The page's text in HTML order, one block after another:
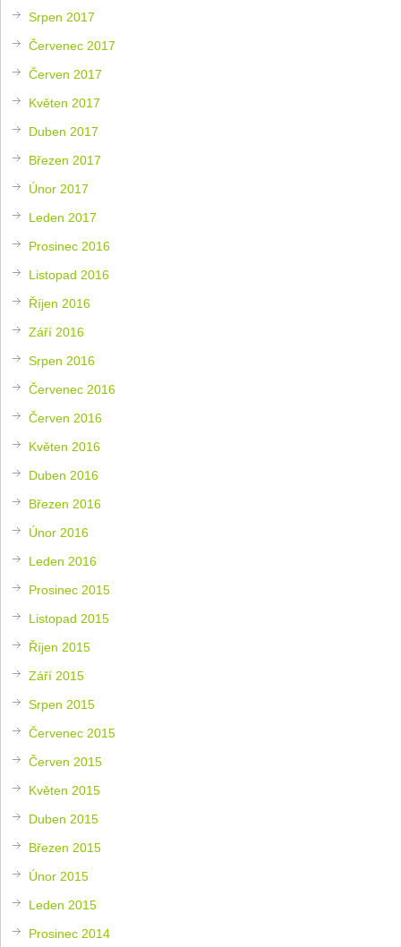
Srpen 2017
Červenec 2017
Červen 2017
Květen 2017
Duben 2017
Březen 2017
Únor 2017
Leden 2017
Prosinec 2016
Listopad 2016
Říjen 2016
Září 2016
Srpen 2016
Červenec 2016
Červen 2016
Květen 2016
Duben 2016
Březen 2016
Únor 2016
Leden 2016
Prosinec 2015
Listopad 2015
Říjen 2015
Září 2015
Srpen 2015
Červenec 2015
Červen 2015
Květen 2015
Duben 2015
Březen 2015
Únor 2015
Leden 2015
Prosinec 2014